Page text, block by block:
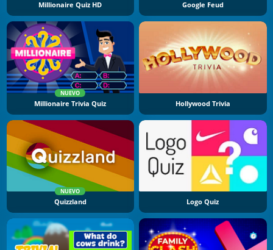
Millionaire Quiz HD Google Feud
NUEVO
Millionaire Trivia Quiz Hollywood Trivia
NUEVO
Quizzland Logo Quiz